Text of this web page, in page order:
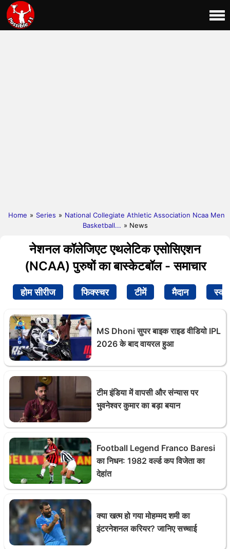
Home » Series » National Collegiate Athletic Association Ncaa Men
Basketball... » News
नेशनल कॉलेजिएट एथलेटिक एसोसिएशन
(NCAA) पुरुषों का बास्केटबॉल - समाचार
होम सीरीज फिक्स्चर टीमें मैदान
MS Dhoni सुपर बाइक राइड वीडियो IPL
2026 के बाद वायरल हुआ
टीम इंडिया में वापसी और संन्यास पर
भुवनेश्वर कुमार का बड़ा बयान
Football Legend Franco Baresi
का निधन: 1982 वर्ल्ड कप विजेता का
देहांत
क्या खत्म हो गया मोहम्मद शमी का
इंटरनेशनल करियर? जानिए सच्चाई